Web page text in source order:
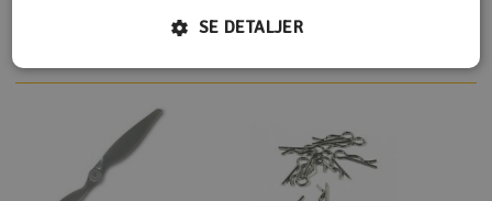
Flere så også på
SE DETALJER